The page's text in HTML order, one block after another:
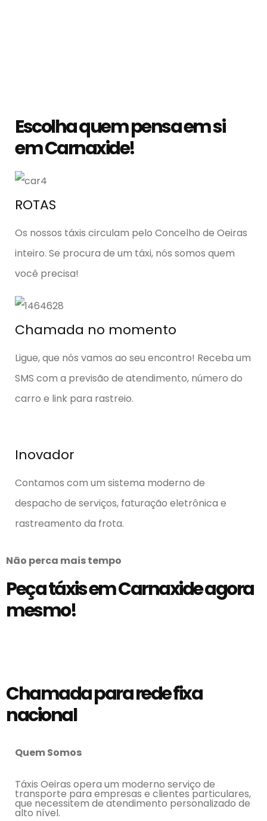
Escolha quem pensa em si
em Carnaxide!
ROTAS
Os nossos táxis circulam pelo Concelho de Oeiras
inteiro. Se procura de um táxi, nós somos quem
você precisa!
Chamada no momento
Ligue, que nós vamos ao seu encontro! Receba um
SMS com a previsão de atendimento, número do
carro e link para rastreio.
Inovador
Contamos com um sistema moderno de
despacho de serviços, faturação eletrônica e
rastreamento da frota.
Não perca mais tempo
Peça táxis em Carnaxide agora
mesmo!
Chamada para rede fixa
nacional
Quem Somos
Táxis Oeiras opera um moderno serviço de
transporte para empresas e clientes particulares,
que necessitem de atendimento personalizado de
alto nível.